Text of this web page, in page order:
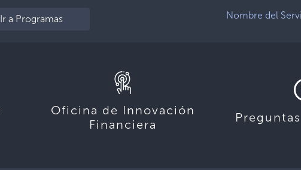
Ir a Programas Nombre del
Oficina de Innovación
Financiera